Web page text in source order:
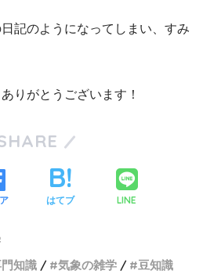
記のようになってしまい、すみ
りがとうございます！
はてブ LINE
知識 気象の雑学 豆知識